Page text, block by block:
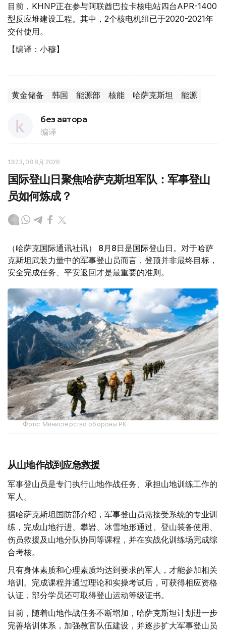
目前，KHNP正在参与阿联酋巴拉卡核电站四台APR-1400
型反应堆建设工程。其中，2个核电机组已于2020-2021年
交付使用。
【编译：小穆】
黄金储备 韩国 能源部 核能 哈萨克斯坦 能源
без автора
编译
13:23, 08 8月 2026
国际登山日聚焦哈萨克斯坦军队：军事登山
员如何炼成？
（哈萨克国际通讯社讯） 8月8日是国际登山日。对于哈萨
克斯坦武装力量中的军事登山员而言，登顶并非最终目标，
安全完成任务、平安返回才是最重要的准则。
Фото: Министерство обороны РК
从山地作战到应急救援
军事登山员是专门执行山地作战任务、承担山地训练工作的
军人。
据哈萨克斯坦国防部介绍，军事登山员需接受系统的专业训
练，完成山地行进、攀岩、冰雪地形通过、登山装备使用、
伤员救援及山地分队协同等课程，并在实战化训练场完成综
合考核。
只有身体素质和心理素质均达到要求的军人，才能参加相关
培训。完成课程并通过理论和实操考试后，可获得相应资格
认证，部分学员还可取得登山运动等级证书。
目前，随着山地作战任务不断增加，哈萨克斯坦计划进一步
完善培训体系，加强教官队伍建设，并逐步扩大军事登山员